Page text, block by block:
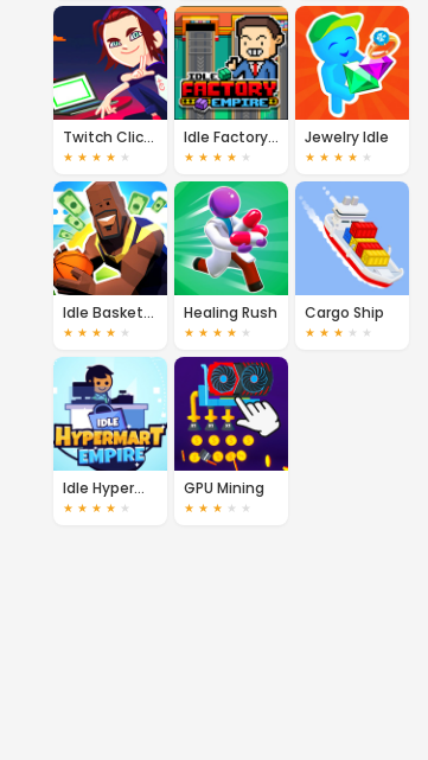
Twitch Clicker
★ ★ ★ ★ ★
Idle Factory Empire
★ ★ ★ ★ ★
Jewelry Idle
★ ★ ★ ★ ★
Idle Basketball
★ ★ ★ ★ ★
Healing Rush
★ ★ ★ ★ ★
Cargo Ship
★ ★ ★ ★ ★
Idle Hypermart Empire
★ ★ ★ ★ ★
GPU Mining
★ ★ ★ ★ ★